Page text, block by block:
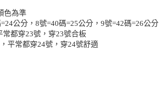
色為準
公分，8號=40碼=25公分，9號=42碼=26公分
都穿23號，穿23號合板
平常都穿24號，穿24號舒適